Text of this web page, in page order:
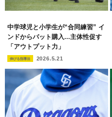
中学球児と小学生が“合同練習” イ
ンドからバット購入...主体性促す
「アウトプット力」
伸びる指導法 2026.5.21